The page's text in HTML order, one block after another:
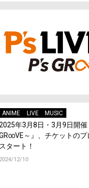
ANIME LIVE MUSIC
年3月8日・3月9日開催
～』、チケットの
スタート！
2024/12/10